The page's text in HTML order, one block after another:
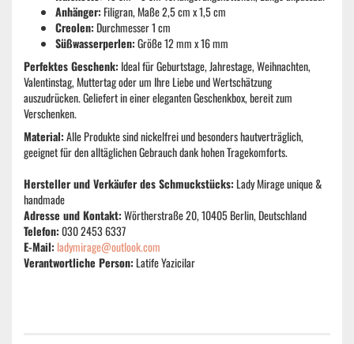
Anhänger:Filigran, Maße 2,5 cm x 1,5 cm
Creolen:Durchmesser 1 cm
Süßwasserperlen:Größe 12 mm x 16 mm
Perfektes Geschenk: Ideal für Geburtstage, Jahrestage, Weihnachten,
Valentinstag, Muttertag oder um Ihre Liebe und Wertschätzung
auszudrücken. Geliefert in einer eleganten Geschenkbox, bereit zum
Verschenken.
Material:Alle Produkte sind nickelfrei und besonders hautverträglich,
geeignet für den alltäglichen Gebrauch dank hohen Tragekomforts.
Hersteller und Verkäufer des Schmuckstücks:Lady Mirage unique &
handmade
Adresse und Kontakt:Wörtherstraße 20, 10405 Berlin, Deutschland
Telefon:030 2453 6337
E-Mail: ladymirage@outlook.com
Verantwortliche Person:Latife Yazicilar